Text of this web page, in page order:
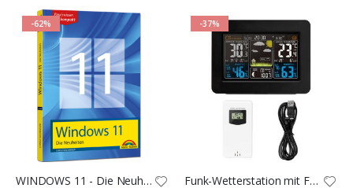
-62%
WINDOWS 11 - Die Neuheiten
-37%
Funk-Wetterstation mit Farbdisplay